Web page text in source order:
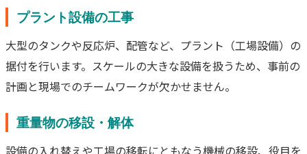
プラント設備の工事
大型のタンクや反応炉、配管など、プラント（工場設備）の
据付を行います。スケールの大きな設備を扱うため、事前の
計画と現場でのチームワークが欠かせません。
重量物の移設・解体